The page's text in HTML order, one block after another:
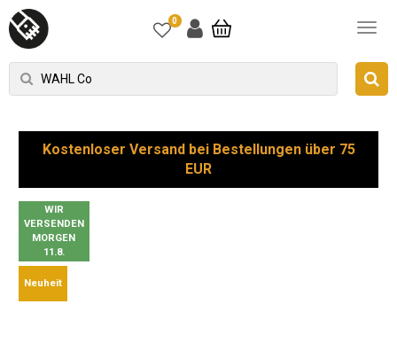
0
Kostenloser Versand bei Bestellungen über 75
EUR
WIR
VERSENDEN
MORGEN
11.8.
Neuheit